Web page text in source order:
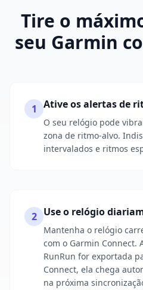
Tire o
seu Garmin
1 Ative os alertas de
O seu relógio pode
zona de ritmo-alvo.
intervalados e ritmos
2 Use o relógio
Mantenha o relógio
com o Garmin Connect.
RunRun for exportada
Connect, ela chega
na próxima